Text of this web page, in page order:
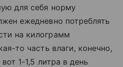
для себя норму
ежедневно потреблять
на килограмм
то часть влаги, конечно,
1-1,5 литра в день